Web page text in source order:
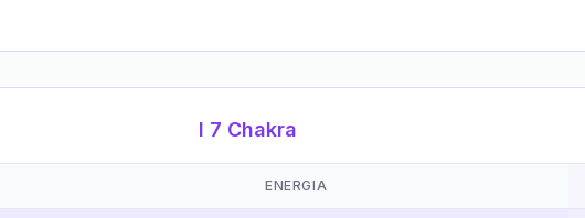
I 7 Chakra
ENERGIA